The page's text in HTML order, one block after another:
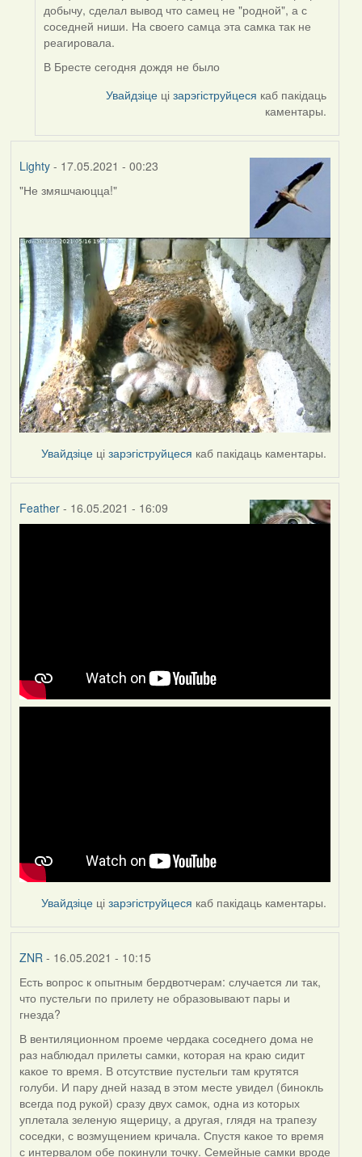
by
Lighty
добычу, сделал вывод что самец не "родной", а с
соседней ниши. На своего самца эта самка так не
реагировала.
В Бресте сегодня дождя не было
Увайдзіце цізарэгіструйцеся каб пакідаць
каментары.
Lighty- 17.05.2021 - 00:23
"Не змяшчаюцца!"
Увайдзіце цізарэгіструйцеся каб пакідаць каментары.
Feather- 16.05.2021 - 16:09
Увайдзіце цізарэгіструйцеся каб пакідаць каментары.
ZNR - 16.05.2021 - 10:15
Есть вопрос к опытным бердвотчерам: случается ли так,
что пустельги по прилету не образовывают пары и
гнезда?
В вентиляционном проеме чердака соседнего дома не
раз наблюдал прилеты самки, которая на краю сидит
какое то время. В отсутствие пустельги там крутятся
голуби. И пару дней назад в этом месте увидел (бинокль
всегда под рукой) сразу двух самок, одна из которых
уплетала зеленую ящерицу, а другая, глядя на трапезу
соседки, с возмущением кричала. Спустя какое то время
с интервалом обе покинули точку. Семейные самки вроде